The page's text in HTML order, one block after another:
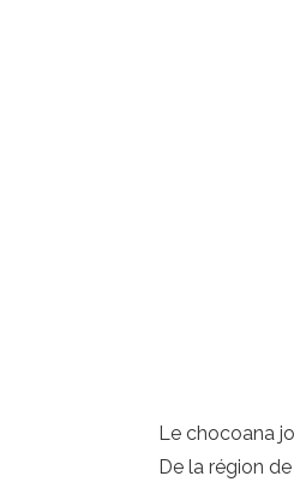
Le chocoana
De la région